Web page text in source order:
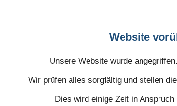
Website
Unsere Website wurde
Wir prüfen alles sorgfältig und stellen
Dies wird einige Zeit in